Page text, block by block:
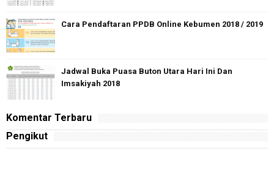
Cara Pendaftaran PPDB Online Kebumen 2018 / 2019
Jadwal Buka Puasa Buton Utara Hari Ini Dan
Imsakiyah 2018
Komentar Terbaru
Pengikut